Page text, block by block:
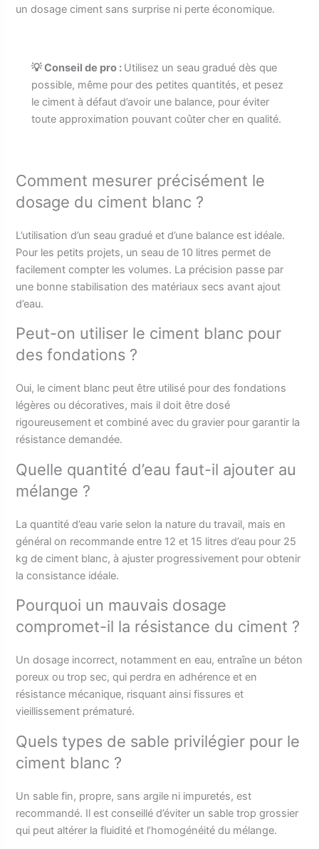
un dosage ciment sans surprise ni perte économique.
💡 Conseil de pro : Utilisez un seau gradué dès que
possible, même pour des petites quantités, et pesez
le ciment à défaut d’avoir une balance, pour éviter
toute approximation pouvant coûter cher en qualité.
Comment mesurer précisément le
dosage du ciment blanc ?
L’utilisation d’un seau gradué et d’une balance est idéale.
Pour les petits projets, un seau de 10 litres permet de
facilement compter les volumes. La précision passe par
une bonne stabilisation des matériaux secs avant ajout
d’eau.
Peut-on utiliser le ciment blanc pour
des fondations ?
Oui, le ciment blanc peut être utilisé pour des fondations
légères ou décoratives, mais il doit être dosé
rigoureusement et combiné avec du gravier pour garantir la
résistance demandée.
Quelle quantité d’eau faut-il ajouter au
mélange ?
La quantité d’eau varie selon la nature du travail, mais en
général on recommande entre 12 et 15 litres d’eau pour 25
kg de ciment blanc, à ajuster progressivement pour obtenir
la consistance idéale.
Pourquoi un mauvais dosage
compromet-il la résistance du ciment ?
Un dosage incorrect, notamment en eau, entraîne un béton
poreux ou trop sec, qui perdra en adhérence et en
résistance mécanique, risquant ainsi fissures et
vieillissement prématuré.
Quels types de sable privilégier pour le
ciment blanc ?
Un sable fin, propre, sans argile ni impuretés, est
recommandé. Il est conseillé d’éviter un sable trop grossier
qui peut altérer la fluidité et l’homogénéité du mélange.